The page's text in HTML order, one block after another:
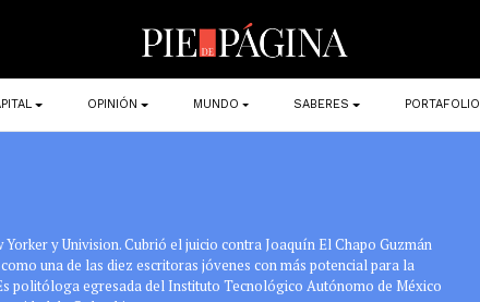
OPINIÓN MUNDO SABERES PORTAFOLIO
y Univision. Cubrió el juicio contra Joaquín El Chapo Guzmán
una de las diez escritoras jóvenes con más potencial para la
politóloga egresada del Instituto Tecnológico Autónomo de México